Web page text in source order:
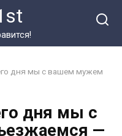
дня мы с вашем мужем
дня мы с
—